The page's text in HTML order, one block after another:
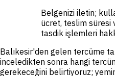
Belgenizi iletin;
ücret, teslim süresi
tasdik işlemleri
Balıkesir'den gelen tercüme
inceledikten sonra hangi
gerekeceğini belirtiyoruz;